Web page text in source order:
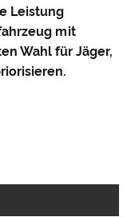
Leistung
mit
Wahl für Jäger,